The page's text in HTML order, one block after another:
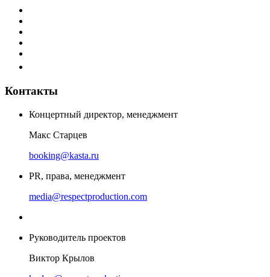
Контакты
Концертный директор, менеджмент
Макс Старцев
booking@kasta.ru
PR, права, менеджмент
media@respectproduction.com
Руководитель проектов
Виктор Крылов